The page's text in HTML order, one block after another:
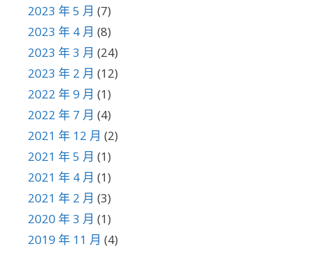
2023 年 5 月 (7)
2023 年 4 月 (8)
2023 年 3 月 (24)
2023 年 2 月 (12)
2022 年 9 月 (1)
2022 年 7 月 (4)
2021 年 12 月 (2)
2021 年 5 月 (1)
2021 年 4 月 (1)
2021 年 2 月 (3)
2020 年 3 月 (1)
2019 年 11 月 (4)